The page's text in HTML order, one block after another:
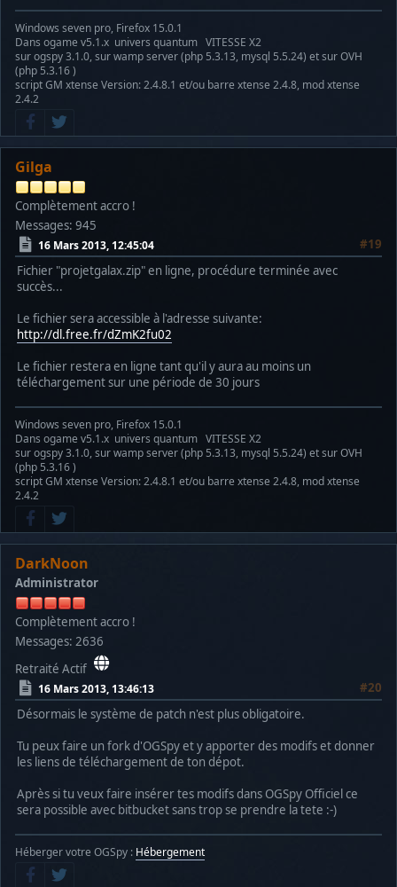
Windows seven pro, Firefox 15.0.1
Dans ogame v5.1.x univers quantum VITESSE X2
sur ogspy 3.1.0, sur wamp server (php 5.3.13, mysql 5.5.24) et sur OVH
(php 5.3.16 )
script GM xtense Version: 2.4.8.1 et/ou barre xtense 2.4.8, mod xtense
2.4.2
Gilga
Complètement accro !
Messages: 945
16 Mars 2013, 12:45:04
#19
Fichier "projetgalax.zip" en ligne, procédure terminée avec
succès...
Le fichier sera accessible à l'adresse suivante:
http://dl.free.fr/dZmK2fu02
Le fichier restera en ligne tant qu'il y aura au moins un
téléchargement sur une période de 30 jours
Windows seven pro, Firefox 15.0.1
Dans ogame v5.1.x univers quantum VITESSE X2
sur ogspy 3.1.0, sur wamp server (php 5.3.13, mysql 5.5.24) et sur OVH
(php 5.3.16 )
script GM xtense Version: 2.4.8.1 et/ou barre xtense 2.4.8, mod xtense
2.4.2
DarkNoon
Administrator
Complètement accro !
Messages: 2636
Retraité Actif
16 Mars 2013, 13:46:13
#20
Désormais le système de patch n'est plus obligatoire.
Tu peux faire un fork d'OGSpy et y apporter des modifs et donner
les liens de téléchargement de ton dépot.
Après si tu veux faire insérer tes modifs dans OGSpy Officiel ce
sera possible avec bitbucket sans trop se prendre la tete :-)
Héberger votre OGSpy : Hébergement